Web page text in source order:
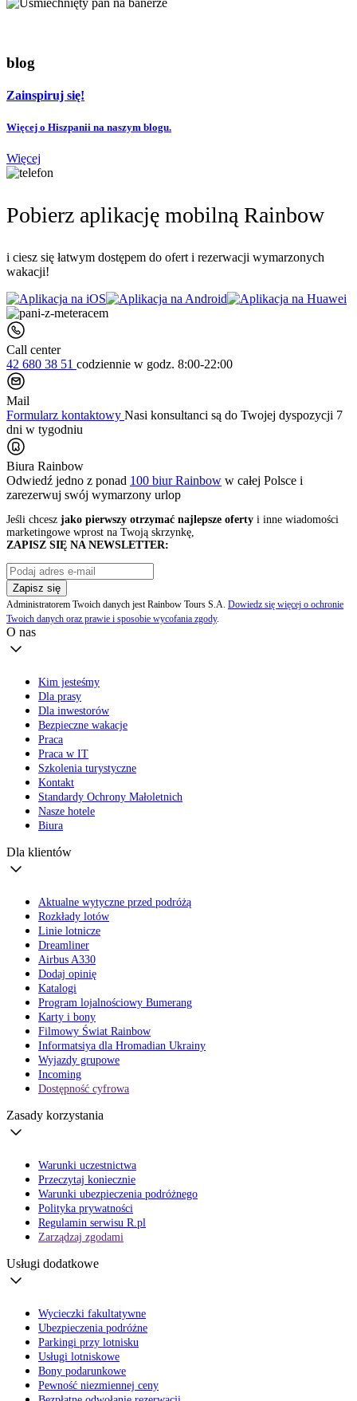
blog
Zainspiruj się!
Więcej o Hiszpanii na naszym blogu.
Więcej
Pobierz aplikację mobilną Rainbow
i ciesz się łatwym dostępem do ofert i rezerwacji wymarzonych
wakacji!
Call center
42 680 38 51 codziennie w godz. 8:00-22:00
Mail
Formularz kontaktowy Nasi konsultanci są do Twojej dyspozycji 7
dni w tygodniu
Biura Rainbow
Odwiedź jedno z ponad 100 biur Rainbow w całej Polsce i
zarezerwuj swój wymarzony urlop
Jeśli chcesz jako pierwszy otrzymać najlepsze oferty i inne wiadomości
marketingowe wprost na Twoją skrzynkę,
ZAPISZ SIĘ NA NEWSLETTER:
Zapisz się
Administratorem Twoich danych jest Rainbow Tours S.A. Dowiedz się więcej o ochronie
Twoich danych oraz prawie i sposobie wycofania zgody.
O nas
Kim jesteśmy
Dla prasy
Dla inwestorów
Bezpieczne wakacje
Praca
Praca w IT
Szkolenia turystyczne
Kontakt
Standardy Ochrony Małoletnich
Nasze hotele
Biura
Dla klientów
Aktualne wytyczne przed podróżą
Rozkłady lotów
Linie lotnicze
Dreamliner
Airbus A330
Dodaj opinię
Katalogi
Program lojalnościowy Bumerang
Karty i bony
Filmowy Świat Rainbow
Informatsiya dla Hromadian Ukrainy
Wyjazdy grupowe
Incoming
Dostępność cyfrowa
Zasady korzystania
Warunki uczestnictwa
Przeczytaj koniecznie
Warunki ubezpieczenia podróżnego
Polityka prywatności
Regulamin serwisu R.pl
Zarządzaj zgodami
Usługi dodatkowe
Wycieczki fakultatywne
Ubezpieczenia podróżne
Parkingi przy lotnisku
Usługi lotniskowe
Bony podarunkowe
Pewność niezmiennej ceny